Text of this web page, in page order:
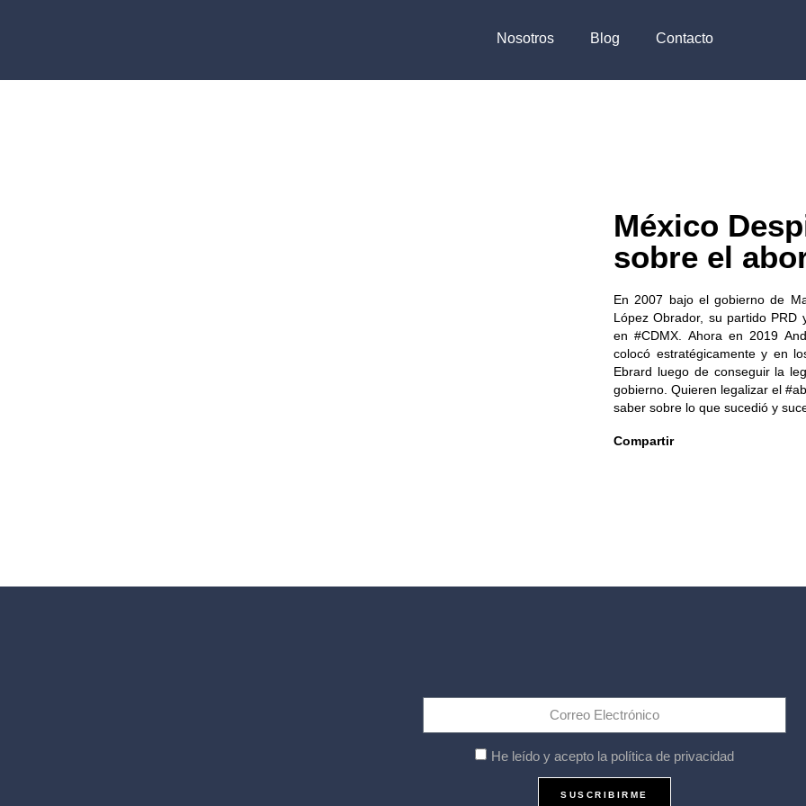
Nosotros Blog Contacto
México
sobre el
En 2007 bajo el gobierno de
López Obrador, su partido
en #CDMX​. Ahora en 2019
colocó estratégicamente y en
Ebrard luego de conseguir la
gobierno. Quieren legalizar el
saber sobre lo que sucedió y
Compartir
He leído y acepto la política de privacidad
SUSCRIBIRME